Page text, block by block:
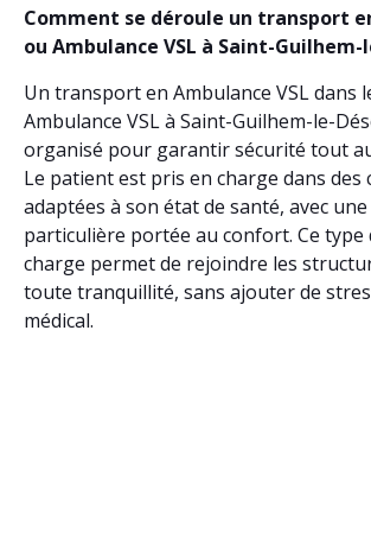
Comment se déroule un transport
ou Ambulance VSL à Saint-Guilhem-
Un transport en Ambulance VSL dans
Ambulance VSL à Saint-Guilhem-le-
organisé pour garantir sécurité tout
Le patient est pris en charge dans des
adaptées à son état de santé, avec
particulière portée au confort. Ce type
charge permet de rejoindre les
toute tranquillité, sans ajouter de
médical.